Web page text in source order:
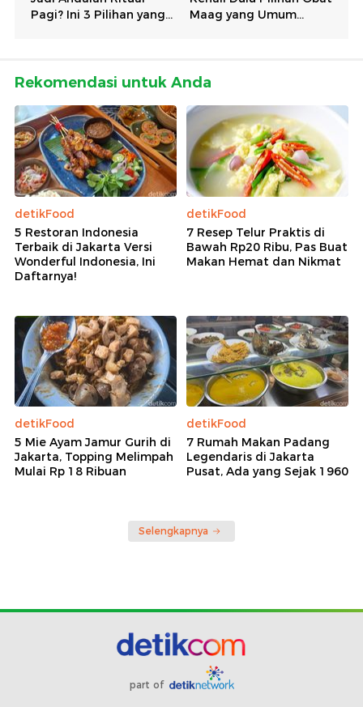
Rekomendasi untuk Anda
detikFood
5 Restoran Indonesia
Terbaik di Jakarta Versi
Wonderful Indonesia, Ini
Daftarnya!
detikFood
7 Resep Telur Praktis di
Bawah Rp20 Ribu, Pas Buat
Makan Hemat dan Nikmat
detikFood
5 Mie Ayam Jamur Gurih di
Jakarta, Topping Melimpah
Mulai Rp 18 Ribuan
detikFood
7 Rumah Makan Padang
Legendaris di Jakarta
Pusat, Ada yang Sejak 1960
Selengkapnya
part of